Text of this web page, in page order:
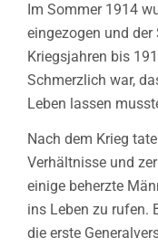
Im Sommer 1914
eingezogen und
Kriegsjahren bis
Schmerzlich war,
Leben lassen
Nach dem Krieg
Verhältnisse und
einige beherzte
ins Leben zu rufen.
die erste